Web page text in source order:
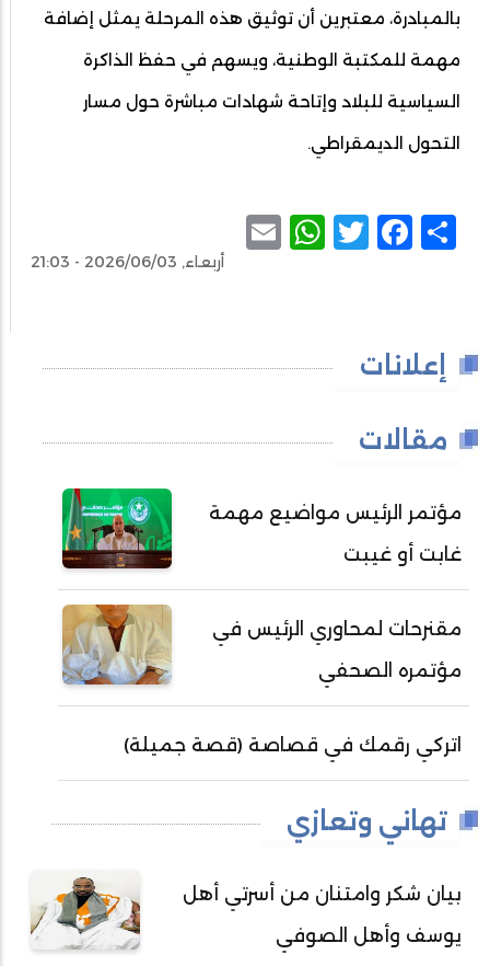
بالمبادرة، معتبرين أن توثيق هذه المرحلة يمثل إضافة
مهمة للمكتبة الوطنية، ويسهم في حفظ الذاكرة
السياسية للبلاد وإتاحة شهادات مباشرة حول مسار
التحول الديمقراطي.
Share
Facebook
Twitter
WhatsApp
أربعاء, 2026/06/03 - 21:03
إعلانات
مقالات
مؤتمر الرئيس مواضيع مهمة
غابت أو غيبت
مقنرحات لمحاوري الرئيس في
مؤتمره الصحفي
اتركي رقمك في قصاصة (قصة جميلة)
تهاني وتعازي
بيان شكر وامتنان من أسرتي أهل
يوسف وأهل الصوفي